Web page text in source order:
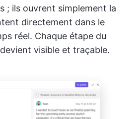
; ils ouvrent simplement la
directement dans le
réel. Chaque étape du
visible et traçable.